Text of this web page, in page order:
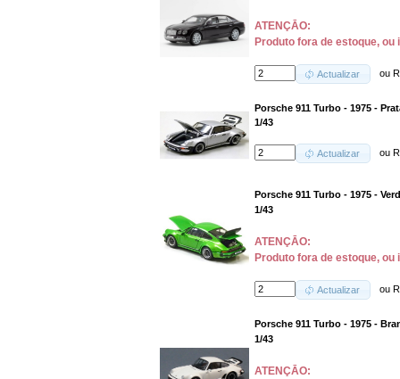
ATENÇĀO:
Produto fora de estoque, ou
Actualizar ou
Porsche 911 Turbo - 1975 -
1/43
Actualizar ou
Porsche 911 Turbo - 1975 -
1/43
ATENÇĀO:
Produto fora de estoque, ou
Actualizar ou
Porsche 911 Turbo - 1975 -
1/43
ATENÇĀO: